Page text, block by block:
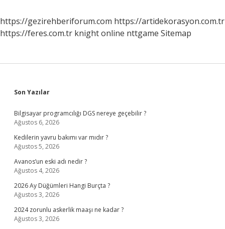
https://gezirehberiforum.com https://artidekorasyon.com.tr
https://feres.com.tr knight online nttgame Sitemap
Sidebar
Son Yazılar
Bilgisayar programcılığı DGS nereye geçebilir ?
Ağustos 6, 2026
Kedilerin yavru bakımı var mıdır ?
Ağustos 5, 2026
Avanos’un eski adı nedir ?
Ağustos 4, 2026
2026 Ay Düğümleri Hangi Burçta ?
Ağustos 3, 2026
2024 zorunlu askerlik maaşı ne kadar ?
Ağustos 3, 2026